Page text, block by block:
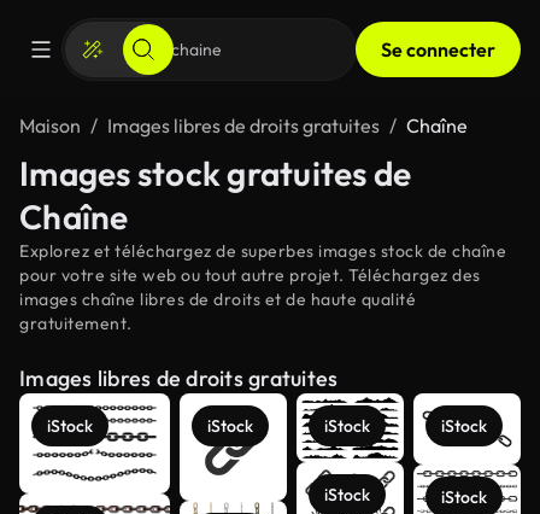
Se connecter
Maison Images libres de droits gratuites Chaîne
Images stock gratuites de
Chaîne
Explorez et téléchargez de superbes images stock de chaîne
pour votre site web ou tout autre projet. Téléchargez des
images chaîne libres de droits et de haute qualité
gratuitement.
Images libres de droits gratuites
iStock iStock iStock
iStock
iStock
iStock